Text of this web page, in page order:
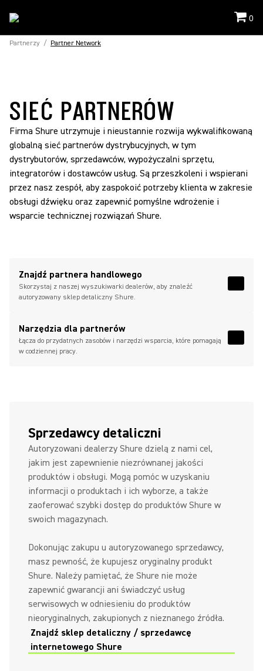
0
Partnerzy / Partner Network
SIEĆ PARTNERÓW
Firma Shure utrzymuje i nieustannie rozwija wykwalifikowaną
globalną sieć partnerów dystrybucyjnych, w tym
dystrybutorów, sprzedawców, wypożyczalni sprzętu,
integratorów i dostawców usług. Są przeszkoleni i wspierani
przez nasz zespół, aby zaspokoić potrzeby klienta w zakresie
obsługi dźwięku oraz zapewnić pomyślne wdrożenie i
wsparcie technicznej rozwiązań Shure.
Znajdź partnera handlowego
Skorzystaj z naszej wyszukiwarki dealerów, aby znaleźć
autoryzowany sklep detaliczny Shure.
Read
Narzędzia dla partnerów
Łącza do przydatnych zasobów i narzędzi wsparcia, które pomagają
w codziennej pracy.
Read
Sprzedawcy detaliczni
Autoryzowani dealerzy Shure dzielą z nami cel,
jakim jest zapewnienie niezrównanej jakości
produktów i obsługi. Mogą pomóc w uzyskaniu
informacji o produktach i ich wyborze, a także
zaoferować szybki dostęp do produktów Shure w
swoich magazynach.
Dokonując zakupu u autoryzowanego sprzedawcy,
masz pewność, że kupujesz oryginalny produkt
Shure. Należy pamiętać, że Shure nie może
zapewnić gwarancji ani świadczyć usług
serwisowych w odniesieniu do produktów
nieoryginalnych, zakupionych z nieznanego źródła.
Znajdź sklep detaliczny / sprzedawcę
internetowego Shure